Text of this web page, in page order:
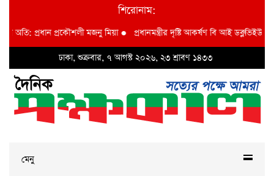
শিরোনাম:
প্রধান প্রকৌশলী মজনু মিয়া●প্রধানমন্ত্রীর দৃষ্টি আকর্ষণ বি আই ডব্লুভিইউ-তে
ঢাকা, শুক্রবার, ৭ আগস্ট ২০২৬, ২৩ শ্রাবণ ১৪৩৩
মেনু